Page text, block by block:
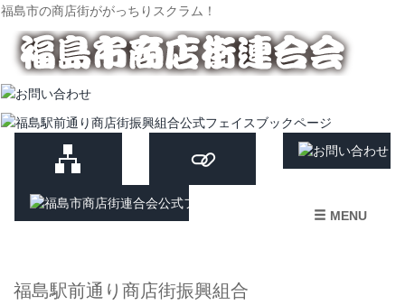
福島市の商店街ががっちりスクラム！
MENU
福島駅前通り商店街振興組合